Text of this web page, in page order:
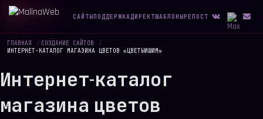
САЙТЫПОДДЕРЖКА ДИРЕКТШАБЛОНЫРЕПОСТ
ГЛАВНАЯ / СОЗДАНИЕ САЙТОВ
/
ИНТЕРНЕТ-КАТАЛОГ МАГАЗИНА ЦВЕТОВ «ЦВЕТЫИШИМ»
Интернет-каталог
магазина цветов